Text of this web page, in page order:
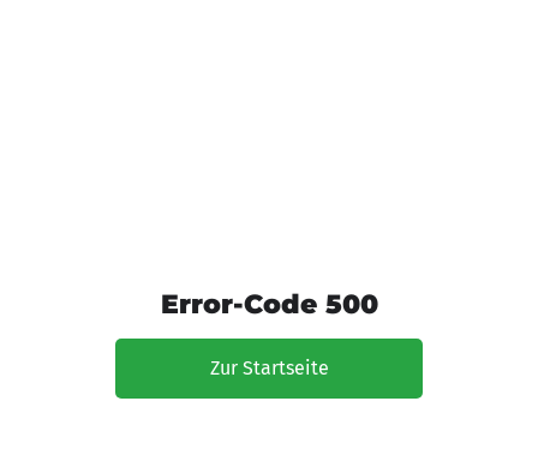
Error-Code 500
Zur Startseite